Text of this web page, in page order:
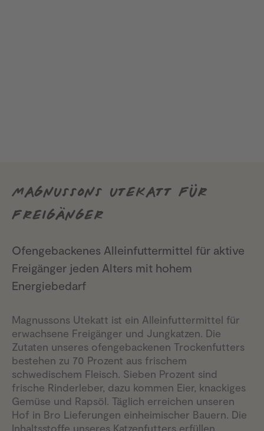
MAGNUSSONS UTEKATT FÜR
FREIGÄNGER
Ofengebackenes Alleinfuttermittel für aktive
Freigänger jeden Alters mit hohem
Energiebedarf
Magnussons Utekatt ist ein Alleinfuttermittel für
erwachsene Freigänger und Jungkatzen. Die
Zutaten unseres ofengebackenen Trockenfutters
bestehen zu 70 Prozent aus frischem
schwedischem Fleisch. Sieben Prozent sind
frische Rinderleber, dazu kommen Eier, knackiges
Gemüse und Rapsöl. Täglich erreichen unseren
Hof in Bro Lieferungen einheimischer Bauern. Die
Inhaltsstoffe unseres Katzenfutters erfüllen